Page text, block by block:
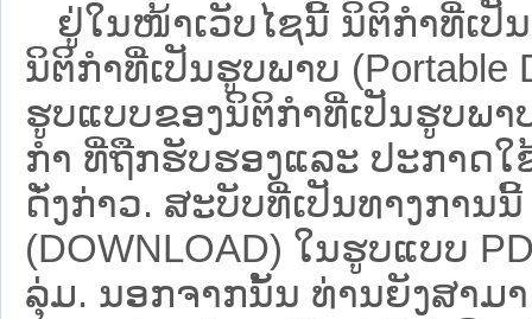
ຢູ່ໃນໜ້າ​ເວັບ​ໄຊ​ນີ້ ນິຕິກຳທີ່ເປັ
ນິຕິກໍາທີ່ເປັນຮູບພາບ (Portable
ຮູບແບບຂອງນິຕິກໍາທີ່ເປັນຮູບພ
ກໍາ ທີ່ຖືກຮັບຮອງແລະ ປະກາດ
ດັ່ງກ່າວ. ສະບັບທີ່ເປັນທາງການ
(DOWNLOAD) ໃນຮູບແບບ
ລຸ່ມ. ນອກຈາກນັ້ນ ທ່ານຍັງສາມ